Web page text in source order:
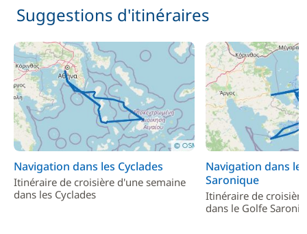
Suggestions d'itinéraires
Navigation dans les Cyclades
Itinéraire de croisière d'une semaine
dans les Cyclades
Navigation dans le
Saronique
Itinéraire de
dans le Golfe